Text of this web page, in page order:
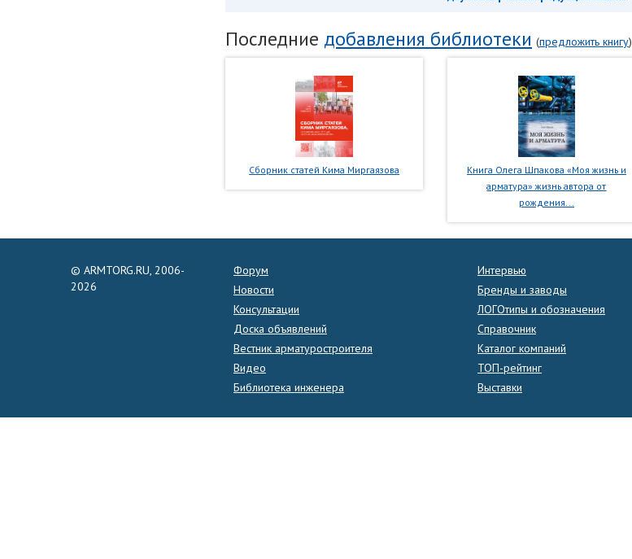
Последние добавления библиотеки (предложить книгу)
Сборник статей Кима Миргаязова
Книга Олега Шпакова «Моя жизнь и
арматура» жизнь автора от
рождения...
© ARMTORG.RU, 2006-
2026
Форум
Новости
Консультации
Доска объявлений
Вестник арматуростроителя
Видео
Библиотека инженера
Интервью
Бренды и заводы
ЛОГОтипы и обозначения
Справочник
Каталог компаний
ТОП-рейтинг
Выставки